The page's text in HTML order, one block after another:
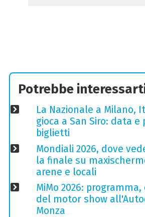
Potrebbe
La Nazionale a Milano,
gioca a San Siro: data e
biglietti
Mondiali 2026, dove
la finale su
arene e locali
MiMo 2026:
del motor show
Monza